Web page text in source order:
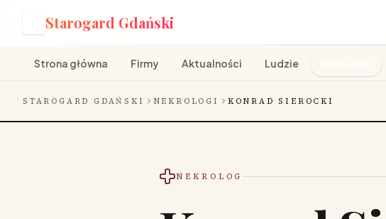
Starogard Gdański
Strona główna Firmy Aktualności Ludzie
STAROGARD GDAŃSKI NEKROLOGI KONRAD SIEROCKI
NEKROLOG